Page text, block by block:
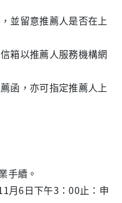
並留意推薦人是否在上
箱以推薦人服務機構網
函，亦可指定推薦人上
手續。
月6日下午3：00止：申